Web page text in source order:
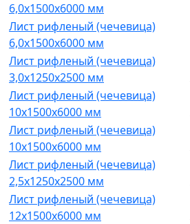
6,0x1500x6000 мм
Лист рифленый (чечевица)
6,0x1500x6000 мм
Лист рифленый (чечевица)
3,0x1250x2500 мм
Лист рифленый (чечевица)
10x1500x6000 мм
Лист рифленый (чечевица)
10x1500x6000 мм
Лист рифленый (чечевица)
2,5x1250x2500 мм
Лист рифленый (чечевица)
12x1500x6000 мм